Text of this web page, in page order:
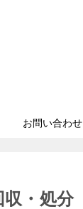
お問い合わせ
収・処分